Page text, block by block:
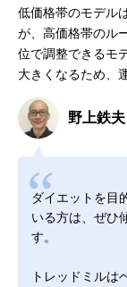
低価格帯のモデル
が、高価格帯のル
位で調整できるモ
大きくなるため、
野上鉄
ダイエットを目
いる方は、ぜひ
す。
トレッドミルは